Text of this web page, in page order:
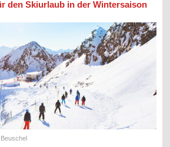
den Skiurlaub in der Wintersaison